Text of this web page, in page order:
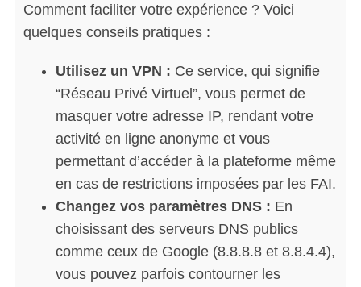
Comment faciliter votre expérience ? Voici
quelques conseils pratiques :
Utilisez un VPN : Ce service, qui signifie
“Réseau Privé Virtuel”, vous permet de
masquer votre adresse IP, rendant votre
activité en ligne anonyme et vous
permettant d’accéder à la plateforme même
en cas de restrictions imposées par les FAI.
Changez vos paramètres DNS : En
choisissant des serveurs DNS publics
comme ceux de Google (8.8.8.8 et 8.8.4.4),
vous pouvez parfois contourner les